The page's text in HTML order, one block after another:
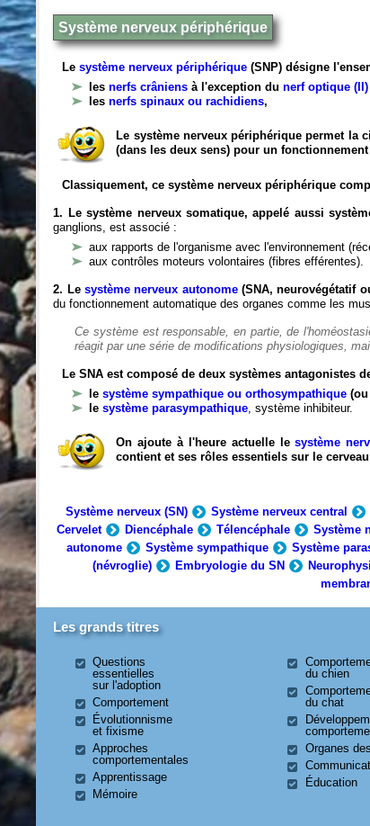
Système nerveux périphérique
Lesystème nerveux périphérique (SNP) désigne
lesnerfs crâniens à l'exception du nerf optique (II)
lesnerfs spinaux ou rachidiens,
Le système nerveux périphérique permet la
(dans les deux sens) pour un
Classiquement, ce système nerveux périphérique
1. Le système nerveux somatique, appelé aussi
ganglions, est associé :
aux rapports de l'organisme avec l'environnement
aux contrôles moteurs volontaires (fibres efférentes).
2. Le système nerveux autonome(SNA, neurovégétatif
du fonctionnement automatique des organes comme les
Ce système est responsable, en partie, de
réagit par une série de modifications physiologiques,
Le SNA est composé de deux systèmes antagonistes
lesystème sympathique ou orthosympathique
lesystème parasympathique, système inhibiteur.
On ajoute à l'heure actuelle lesystème
contient et ses rôles essentiels sur le
Système nerveux (SN) Système nerveux central
Cervelet
Diencéphale Télencéphale Système
autonome
Système sympathique Système
(névroglie)
Embryologie du SN
Les grands titres
Questions
essentielles
sur l'adoption
Comportement
Évolutionnisme
et fixisme
Approches
comportementales
Apprentissage
Mémoire
du chien
du chat
Organes
Éducation